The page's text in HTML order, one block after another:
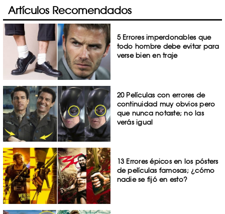
Artículos Recomendados
5 Errores imperdonables que
todo hombre debe evitar para
verse bien en traje
20 Películas con errores de
continuidad muy obvios pero
que nunca notaste; no las
verás igual
13 Errores épicos en los pósters
de películas famosas; ¿cómo
nadie se fijó en esto?